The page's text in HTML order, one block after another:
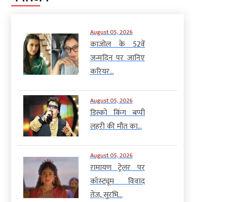
August 05, 2026
काजोल के 52वें
जन्मदिन पर जानिए
करियर...
August 05, 2026
डिस्को किंग बप्पी
लहरी की मौत का...
August 05, 2026
रामायण ट्रेलर पर
कॉस्ट्यूम विवाद
तेज, सुरभि...